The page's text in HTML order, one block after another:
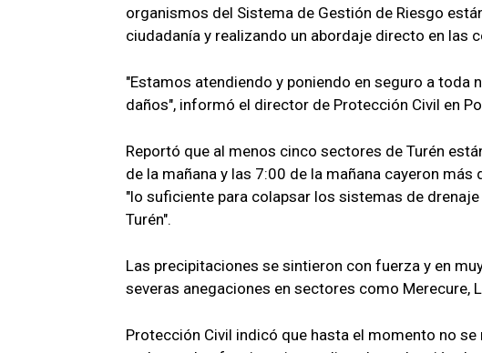
organismos del Sistema de Gestión de Riesgo
ciudadanía y realizando un abordaje directo en las
"Estamos atendiendo y poniendo en seguro a
daños", informó el director de Protección Civil en
Reportó que al menos cinco sectores de Turén
de la mañana y las 7:00 de la mañana cayeron
"lo suficiente para colapsar los sistemas de
Turén".
Las precipitaciones se sintieron con fuerza y en
severas anegaciones en sectores como Merecure,
Protección Civil indicó que hasta el momento no